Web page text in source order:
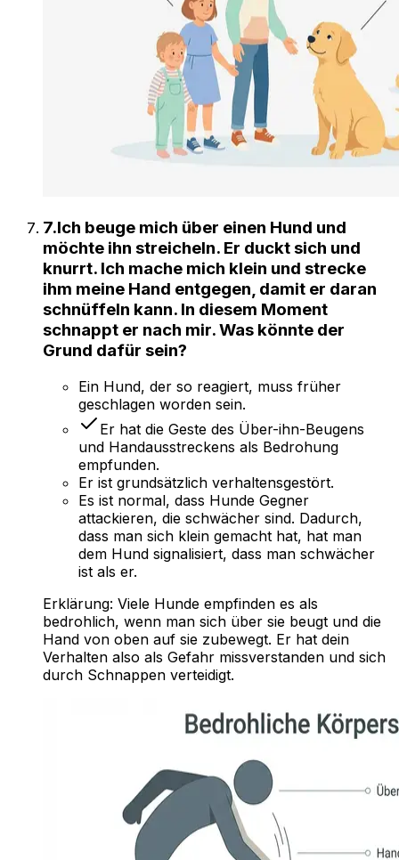
7.Ich beuge mich über einen Hund und
möchte ihn streicheln. Er duckt sich und
knurrt. Ich mache mich klein und strecke
ihm meine Hand entgegen, damit er daran
schnüffeln kann. In diesem Moment
schnappt er nach mir. Was könnte der
Grund dafür sein?
Ein Hund, der so reagiert, muss früher
geschlagen worden sein.
Er hat die Geste des Über-ihn-Beugens
und Handausstreckens als Bedrohung
empfunden.
Er ist grundsätzlich verhaltensgestört.
Es ist normal, dass Hunde Gegner
attackieren, die schwächer sind. Dadurch,
dass man sich klein gemacht hat, hat man
dem Hund signalisiert, dass man schwächer
ist als er.
Erklärung: Viele Hunde empfinden es als
bedrohlich, wenn man sich über sie beugt und die
Hand von oben auf sie zubewegt. Er hat dein
Verhalten also als Gefahr missverstanden und sich
durch Schnappen verteidigt.